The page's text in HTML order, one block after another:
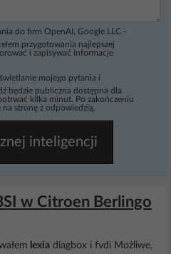
do firm OpenAI, Google LLC -
przygotowania najlepszej
i zapisywać informacje
mojego pytania i
będzie publiczna dostępna dla
kilka minut. Po zakończeniu
stronę z odpowiedzią.
inteligencji
w Citroen Berlingo
lexia diagbox i fvdi Możliwe,